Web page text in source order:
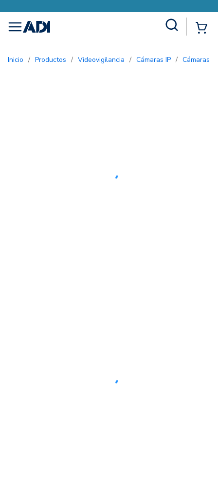
menu
Inicio / Productos / Videovigilancia / Cámaras IP / Cámaras